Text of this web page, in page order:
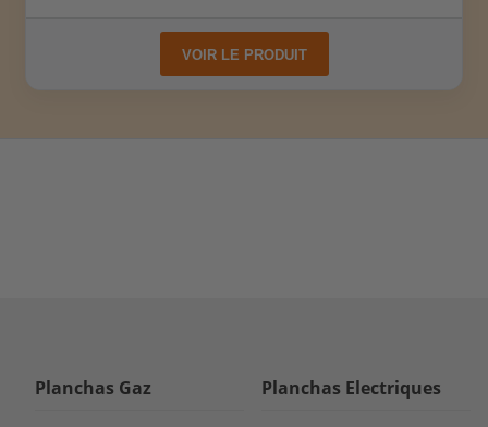
VOIR LE PRODUIT
Planchas Gaz Planchas Electriques